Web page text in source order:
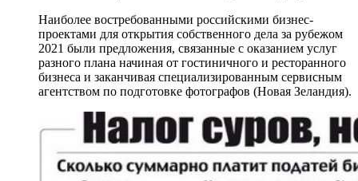
Наиболее востребованными российскими бизнес-
проектами для открытия собственного дела за рубежом
2021 были предложения, связанные с оказанием услуг
разного плана начиная от гостиничного и ресторанного
бизнеса и заканчивая специализированным сервисным
агентством по подготовке фотографов (Новая Зеландия).